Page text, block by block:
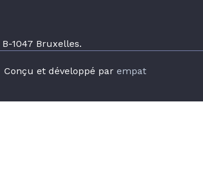
1047 Bruxelles.
Conçu et développé par empat